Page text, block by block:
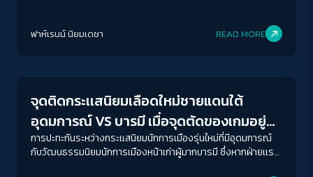
ฟาห์เรนน์ นิยมเดชา READ MORE
จุดติดกระเเสนิยมเลือดใหม่ชายแดนใต้
อุดมการณ์ VS บารมี เมื่อจุดตัดของเกมอยู่ที่
ปมปัญหาปากท้อง-สิทธิที่ควรได้เหมือนคนลุ่ม
น้ำเจ้าพระยา
การปะทะกันระหว่างกระเเสนิยมนักการเมืองรุ่นใหม่ที่มีอุดมการณ์
กับวัฒนธรรมนิยมนักการเมืองหน้าเก่าผู้มากบารมี ซึ่งหากฝ่ายเเร